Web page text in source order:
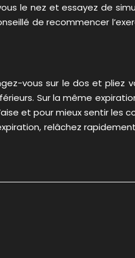
le nez et essayez de
de recommencer
vous sur le dos et pliez
Sur la même
et pour mieux sentir les
relâchez